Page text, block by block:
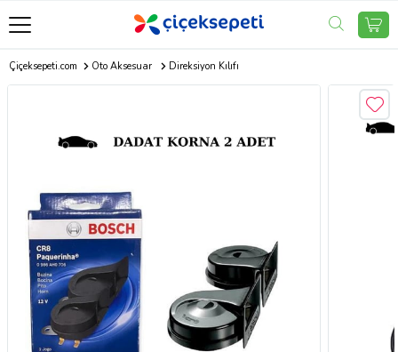
Çiçeksepeti.com Oto Aksesuar Direksiyon Kılıfı